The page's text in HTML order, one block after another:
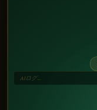
AIログ…